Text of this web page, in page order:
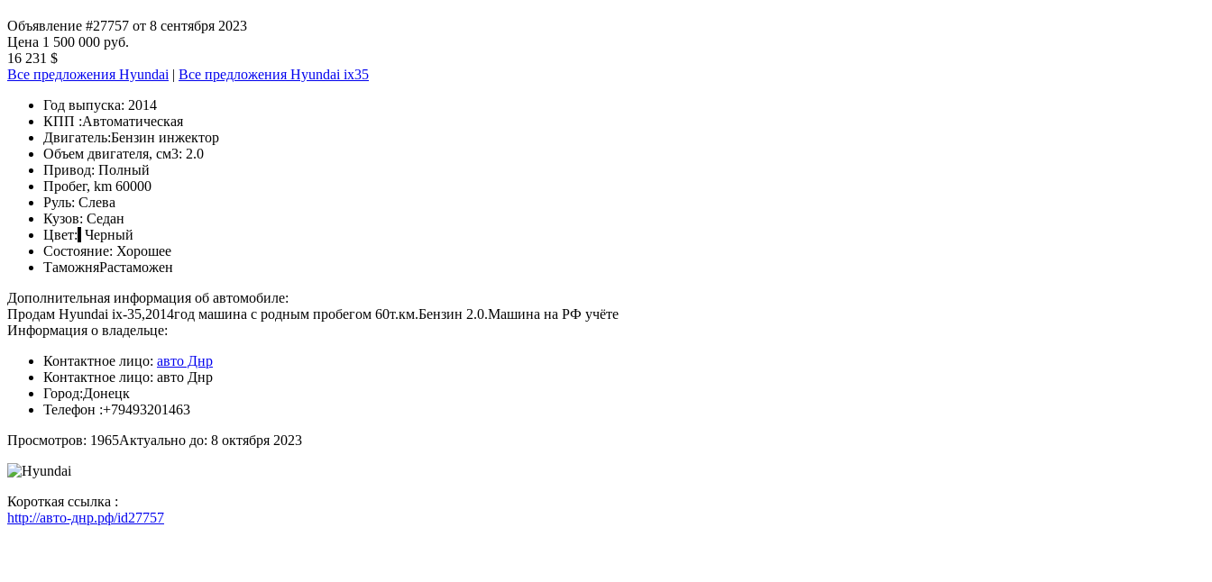
Объявление #27757 от 8 сентября 2023
Цена 1 500 000 руб.
16 231 $
Все предложения Hyundai | Все предложения Hyundai ix35
Год выпуска: 2014
КПП :Автоматическая
Двигатель:Бензин инжектор
Объем двигателя, см3: 2.0
Привод: Полный
Пробег, km 60000
Руль: Слева
Кузов: Седан
Цвет: Черный
Состояние: Хорошее
ТаможняРастаможен
Дополнительная информация об автомобиле:
Продам Hyundai ix-35,2014год машина с родным пробегом 60т.км.Бензин 2.0.Машина на РФ учёте
Информация о владельце:
Контактное лицо: авто Днр
Контактное лицо: авто Днр
Город:Донецк
Телефон :+79493201463
Просмотров: 1965Актуально до: 8 октября 2023
Короткая ссылка :
http://авто-днр.рф/id27757